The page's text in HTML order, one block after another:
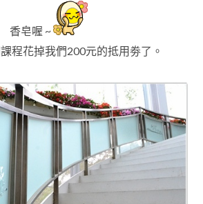
香皂喔 ~
程花掉我們200元的抵用劵了 。